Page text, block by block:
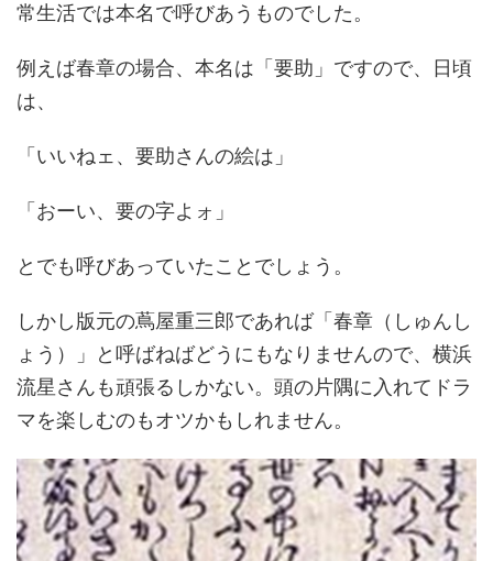
常生活では本名で呼びあうものでした。
例えば春章の場合、本名は「要助」ですので、日頃
は、
「いいねェ、要助さんの絵は」
「おーい、要の字よォ」
とでも呼びあっていたことでしょう。
しかし版元の蔦屋重三郎であれば「春章（しゅんし
ょう）」と呼ばねばどうにもなりませんので、横浜
流星さんも頑張るしかない。頭の片隅に入れてドラ
マを楽しむのもオツかもしれません。